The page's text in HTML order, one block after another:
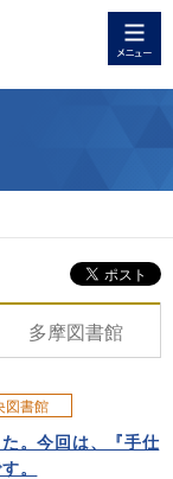
多摩図書館
図書館
。今回は、『手仕
。